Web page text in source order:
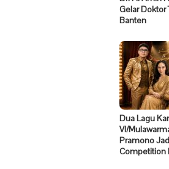
Gelar Doktor
Banten ​
Dua Lagu
VI/
Pramono
Competition